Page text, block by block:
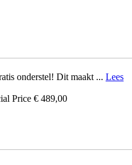
onderstel! Dit maakt ... Lees
Price € 489,00